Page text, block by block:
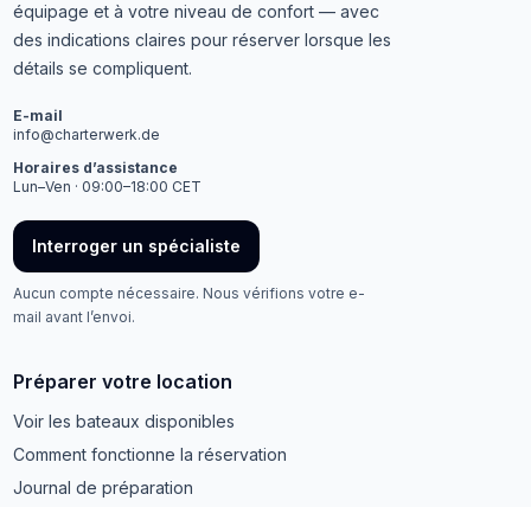
équipage et à votre niveau de confort — avec
des indications claires pour réserver lorsque les
détails se compliquent.
E-mail
info@charterwerk.de
Horaires d’assistance
Lun–Ven · 09:00–18:00 CET
Interroger un spécialiste
Aucun compte nécessaire. Nous vérifions votre e-
mail avant l’envoi.
Préparer votre location
Voir les bateaux disponibles
Comment fonctionne la réservation
Journal de préparation